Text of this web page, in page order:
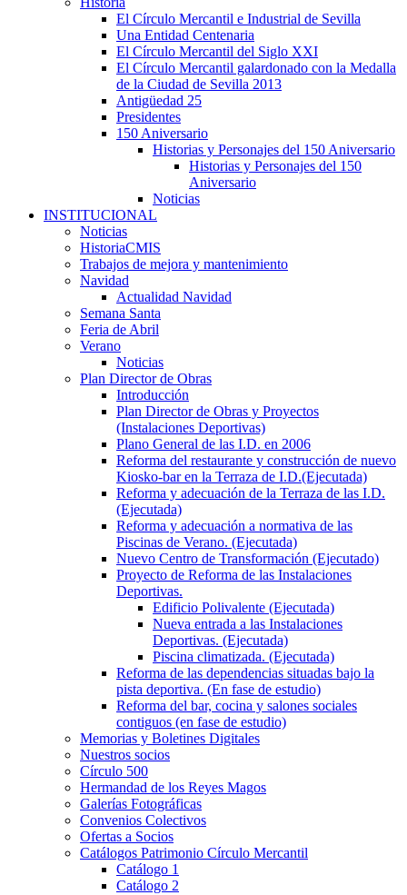
El Círculo Mercantil e Industrial de Sevilla
Una Entidad Centenaria
El Círculo Mercantil del Siglo XXI
El Círculo Mercantil galardonado con la Medalla
de la Ciudad de Sevilla 2013
Antigüedad 25
Presidentes
150 Aniversario
Historias y Personajes del 150 Aniversario
Historias y Personajes del 150
Aniversario
Noticias
INSTITUCIONAL
Noticias
HistoriaCMIS
Trabajos de mejora y mantenimiento
Navidad
Actualidad Navidad
Semana Santa
Feria de Abril
Verano
Noticias
Plan Director de Obras
Introducción
Plan Director de Obras y Proyectos
(Instalaciones Deportivas)
Plano General de las I.D. en 2006
Reforma del restaurante y construcción de nuevo
Kiosko-bar en la Terraza de I.D.(Ejecutada)
Reforma y adecuación de la Terraza de las I.D.
(Ejecutada)
Reforma y adecuación a normativa de las
Piscinas de Verano. (Ejecutada)
Nuevo Centro de Transformación (Ejecutado)
Proyecto de Reforma de las Instalaciones
Deportivas.
Edificio Polivalente (Ejecutada)
Nueva entrada a las Instalaciones
Deportivas. (Ejecutada)
Piscina climatizada. (Ejecutada)
Reforma de las dependencias situadas bajo la
pista deportiva. (En fase de estudio)
Reforma del bar, cocina y salones sociales
contiguos (en fase de estudio)
Memorias y Boletines Digitales
Nuestros socios
Círculo 500
Hermandad de los Reyes Magos
Galerías Fotográficas
Convenios Colectivos
Ofertas a Socios
Catálogos Patrimonio Círculo Mercantil
Catálogo 1
Catálogo 2